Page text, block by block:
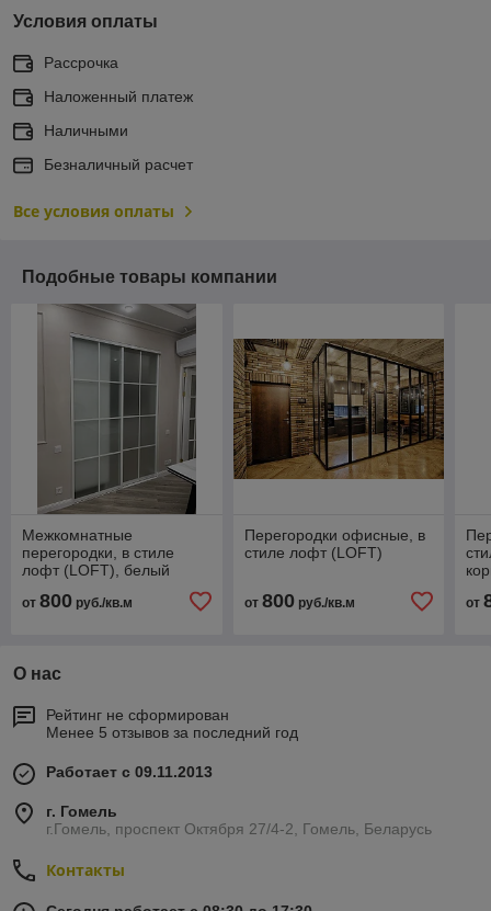
Условия оплаты
Рассрочка
Наложенный платеж
Наличными
Безналичный расчет
Все условия оплаты
Подобные товары компании
Межкомнатные
перегородки, в стиле
лофт (LOFT), белый
от 800 руб./кв.м
Перегородки офисные, в
стиле лофт (LOFT)
от 800руб./кв.м от
О нас
Рейтинг не сформирован
Менее 5 отзывов за последний год
Работает с 09.11.2013
г. Гомель
г.Гомель, проспект Октября 27/4-2, Гомель, Беларусь
Контакты